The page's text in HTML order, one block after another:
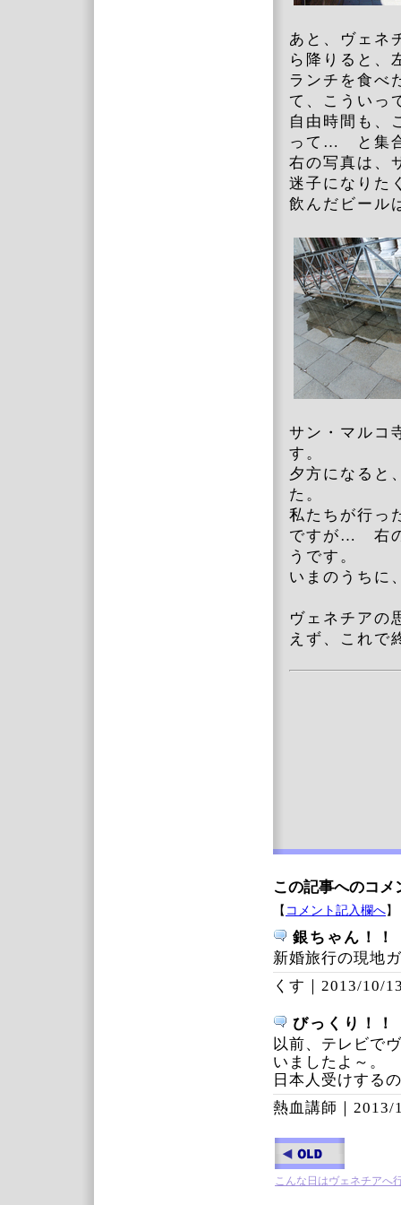
あと、ヴェネ
ら降りると、
ランチを食べ
て、こうい
自由時間も、
って… と集合
右の写真は、
迷子になりた
飲んだビール
サン・マルコ
す。
夕方になると
た。
私たちが行っ
ですが… 右の
うです。
いまのうちに
ヴェネチアの
えず、これで
この記事へのコメ
【 コメント記入欄へ】
銀ちゃん！！
新婚旅行の現地
くす｜ 2013/10/
びっくり！！
以前、テレビで
いましたよ～。
日本人受けする
熱血講師｜ 2013/
こんな日はヴェネチアへ